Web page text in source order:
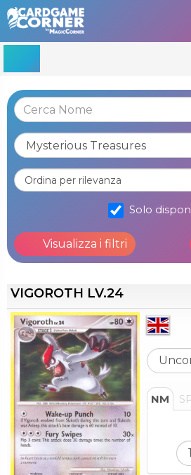
Solo
Visualizza i filtri
VIGOROTH LV.24
NM